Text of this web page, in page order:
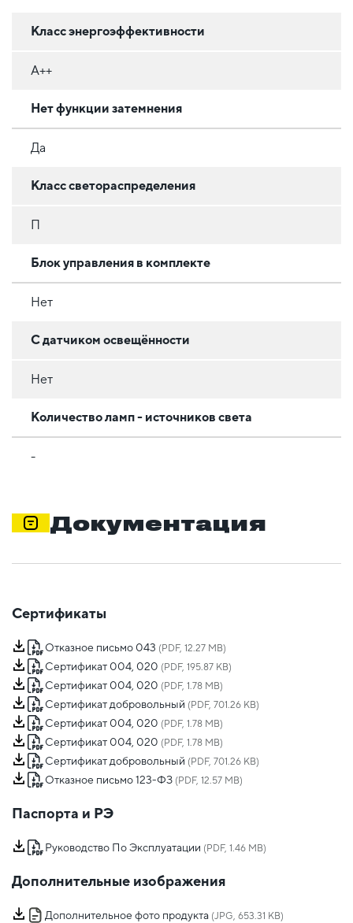
Класс энергоэффективности
A++
Нет функции затемнения
Да
Класс светораспределения
П
Блок управления в комплекте
Нет
С датчиком освещённости
Нет
Количество ламп - источников света
-
Документация
Сертификаты
Отказное письмо 043 (PDF, 12.27 MB)
Сертификат 004, 020 (PDF, 195.87 KB)
Сертификат 004, 020 (PDF, 1.78 MB)
Сертификат добровольный (PDF, 701.26 KB)
Сертификат 004, 020 (PDF, 1.78 MB)
Сертификат 004, 020 (PDF, 1.78 MB)
Сертификат добровольный (PDF, 701.26 KB)
Отказное письмо 123-ФЗ (PDF, 12.57 MB)
Паспорта и РЭ
Руководство По Эксплуатации (PDF, 1.46 MB)
Дополнительные изображения
Дополнительное фото продукта (JPG, 653.31 KB)